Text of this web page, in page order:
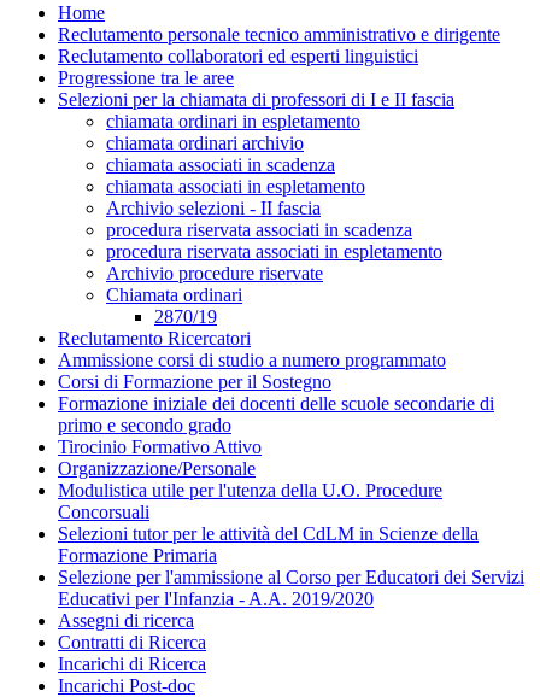
Home
Reclutamento personale tecnico amministrativo e dirigente
Reclutamento collaboratori ed esperti linguistici
Progressione tra le aree
Selezioni per la chiamata di professori di I e II fascia
chiamata ordinari in espletamento
chiamata ordinari archivio
chiamata associati in scadenza
chiamata associati in espletamento
Archivio selezioni - II fascia
procedura riservata associati in scadenza
procedura riservata associati in espletamento
Archivio procedure riservate
Chiamata ordinari
2870/19
Reclutamento Ricercatori
Ammissione corsi di studio a numero programmato
Corsi di Formazione per il Sostegno
Formazione iniziale dei docenti delle scuole secondarie di
primo e secondo grado
Tirocinio Formativo Attivo
Organizzazione/Personale
Modulistica utile per l'utenza della U.O. Procedure
Concorsuali
Selezioni tutor per le attività del CdLM in Scienze della
Formazione Primaria
Selezione per l'ammissione al Corso per Educatori dei Servizi
Educativi per l'Infanzia - A.A. 2019/2020
Assegni di ricerca
Contratti di Ricerca
Incarichi di Ricerca
Incarichi Post-doc